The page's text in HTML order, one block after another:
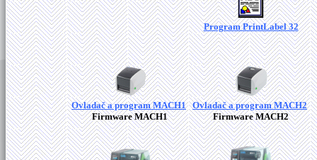
Program PrintLabel 32
Ovladač a program MACH1
Firmware MACH1
Ovladač a program MACH2
Firmware MACH2